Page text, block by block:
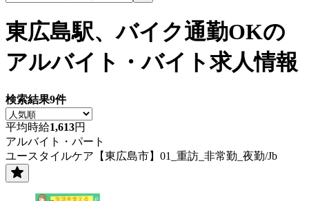
東広島駅、バイク通勤OKの
アルバイト・バイト求人情報
検索結果9件
平均時給1,613円
アルバイト・パート
ユースタイルケア【東広島市】01_重訪_非常勤_夜勤/Jb